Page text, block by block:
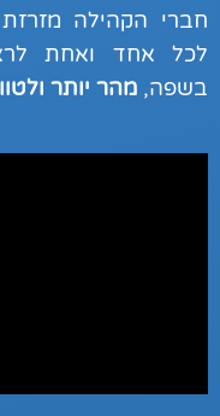
חברי הקהילה
לכל אחד ואחת
בשפה,מהר יותר